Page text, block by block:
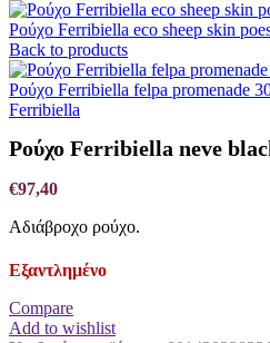
Ρούχο Ferribiella eco sheep skin
Back to products
Ρούχο Ferribiella felpa promenade
Ferribiella
Ρούχο Ferribiella neve
€97,40
Αδιάβροχο ρούχο.
Εξαντλημένο
Compare
Add to wishlist